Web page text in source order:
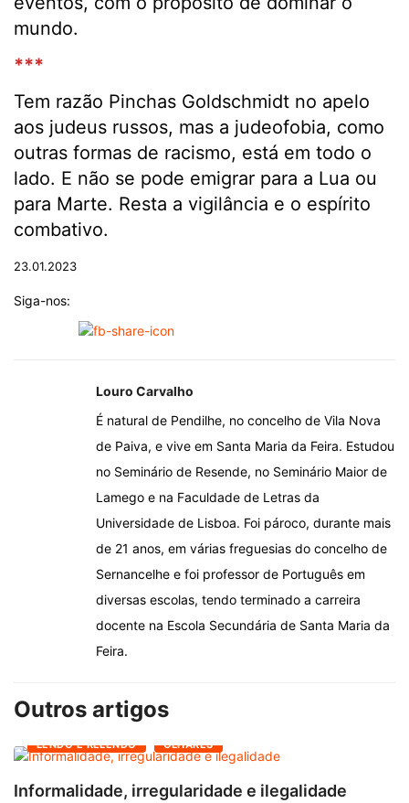
mundo.
***
Tem razão Pinchas Goldschmidt no apelo
aos judeus russos, mas a judeofobia, como
outras formas de racismo, está em todo o
lado. E não se pode emigrar para a Lua ou
para Marte. Resta a vigilância e o espírito
combativo.
23.01.2023
Siga-nos:
Louro Carvalho
É natural de Pendilhe, no concelho de Vila Nova
de Paiva, e vive em Santa Maria da Feira. Estudou
no Seminário de Resende, no Seminário Maior de
Lamego e na Faculdade de Letras da
Universidade de Lisboa. Foi pároco, durante mais
de 21 anos, em várias freguesias do concelho de
Sernancelhe e foi professor de Português em
diversas escolas, tendo terminado a carreira
docente na Escola Secundária de Santa Maria da
Feira.
Outros artigos
LENDO E RELENDO OLHARES
Informalidade, irregularidade e ilegalidade